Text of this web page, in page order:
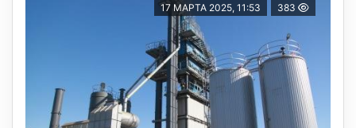
17 МАРТА 2025, 11:53 383